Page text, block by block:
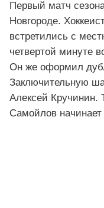
Первый матч
Новгороде.
встретились с
четвертой минуте
Он же оформил
Заключительную
Алексей Кручинин.
Самойлов начинает